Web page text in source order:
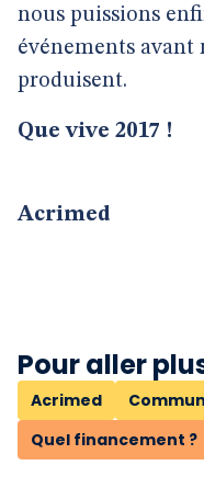
nous puissions
événements avant
produisent.
Que vive 2017 !
Acrimed
Pour aller
Acrimed
Quel financement ?